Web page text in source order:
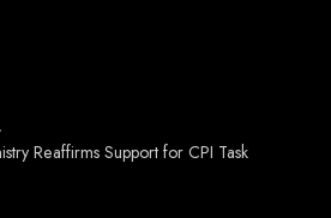
Reaffirms Support for CPI Task